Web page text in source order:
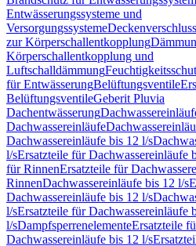
Entwässerungssysteme und
Versorgungssysteme
zur Körperschallentkopplung
Körperschallentkopplung und
Luftschalldämmung
für EntwässerungBelüftungsventile
BelüftungsventileGeberit Pluvia
Dachentwässerung
Dachwassereinläufe
Dachwassereinläufe bis 12 l/s
l/sErsatzteile für Dachwassereinläufe
für RinnenErsatzteile für
RinnenDachwassereinläufe bis 12 l/s
Dachwassereinläufe bis 12 l/s
l/sErsatzteile für Dachwassereinläufe
l/sDampfsperrenelementeErsatzteile
Dachwassereinläufe bis 12 l/s